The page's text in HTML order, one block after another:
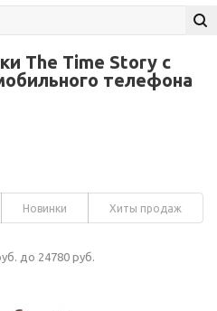
The Time Story с
телефона
Новинки Хиты продаж
до 24780 руб.